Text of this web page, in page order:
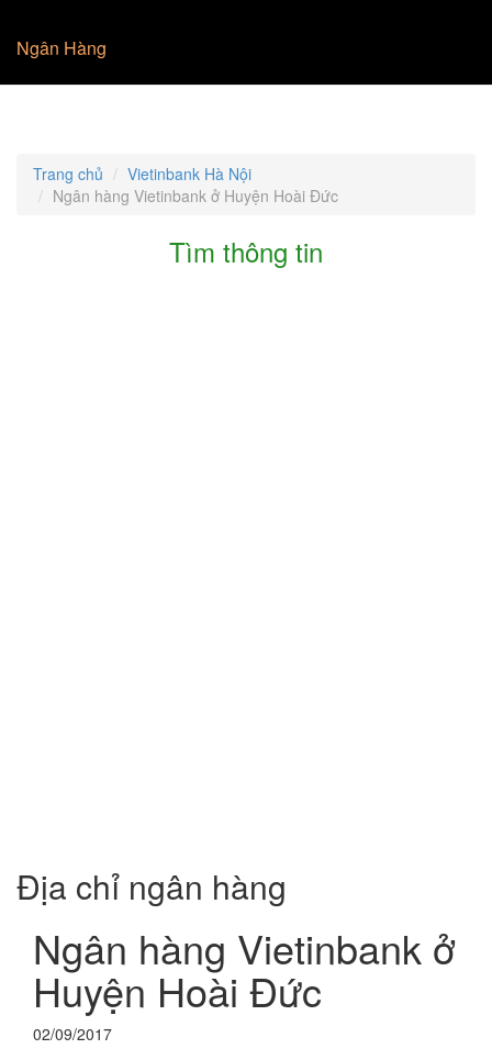
Ngân Hàng
Trang chủ
Vietinbank Hà Nội
Ngân hàng Vietinbank ở Huyện Hoài Đức
Tìm thông tin
Địa chỉ ngân hàng
Ngân hàng Vietinbank ở
Huyện Hoài Đức
02/09/2017